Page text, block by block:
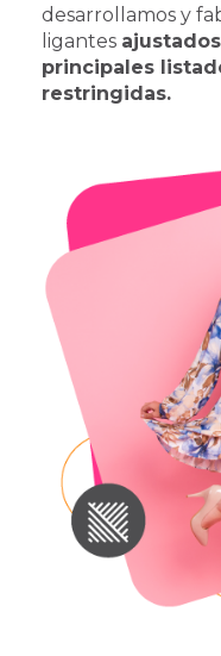
desarrollamos y
ligantes
principales
restringidas.